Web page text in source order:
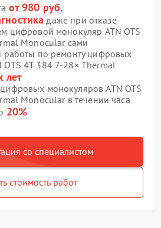
от 980 руб.
даже при отказе
цифровой монокуляр ATN OTS
Monocular сами
работы по ремонту цифровых
OTS 4T 384 7‑28× Thermal
лет
монокуляров ATN OTS
Monocular в течении часа
20%
со специалистом
стоимость работ